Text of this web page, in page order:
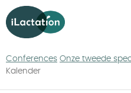
Conferences Onze tweede
Kalender